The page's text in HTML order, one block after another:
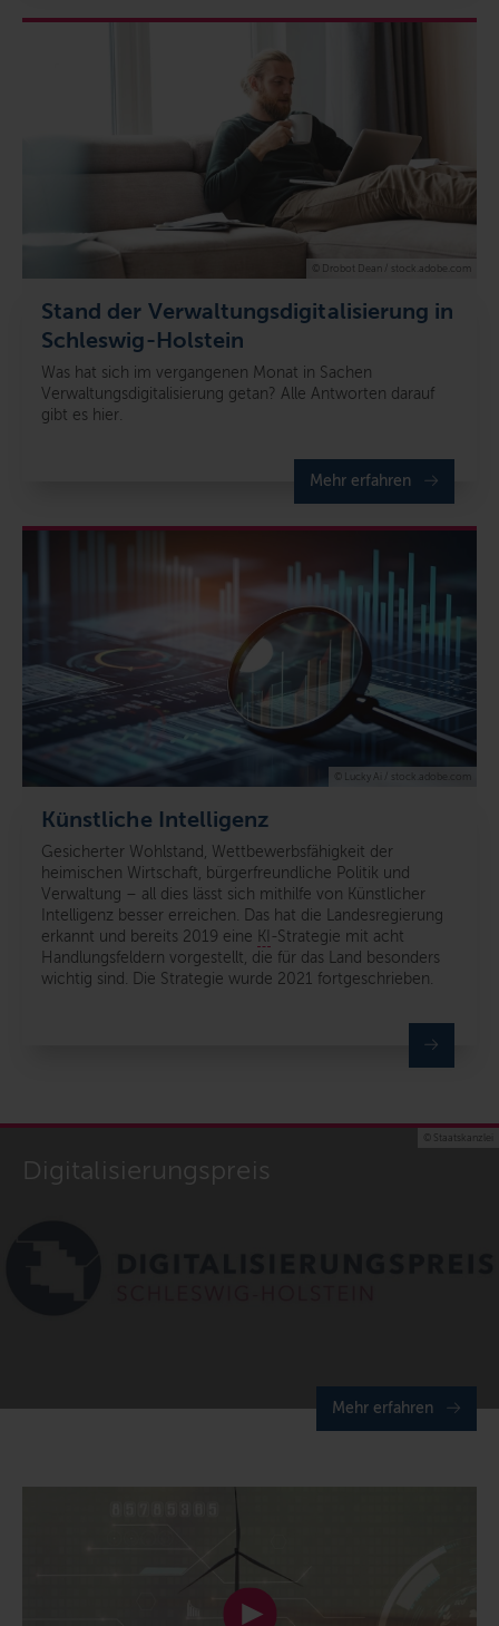
Stand der Verwaltungsdigitalisierung in
Schleswig-Holstein
Was hat sich im vergangenen Monat in Sachen
Verwaltungsdigitalisierung getan? Alle Antworten darauf
gibt es hier.
Mehr erfahren
© Drobot Dean / stock.adobe.com
Künstliche Intelligenz
Gesicherter Wohlstand, Wettbewerbsfähigkeit der
heimischen Wirtschaft, bürgerfreundliche Politik und
Verwaltung – all dies lässt sich mithilfe von Künstlicher
Intelligenz besser erreichen. Das hat die Landesregierung
erkannt und bereits 2019 eine KI -Strategie mit acht
Handlungsfeldern vorgestellt, die für das Land besonders
wichtig sind. Die Strategie wurde 2021 fortgeschrieben.
© Lucky Ai / stock.adobe.com
Digitalisierungspreis
© Staatskanzlei
Mehr erfahren